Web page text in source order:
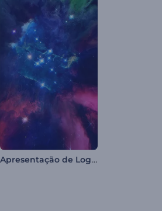
Apresentação de Logo - Nebulosa Brilhante